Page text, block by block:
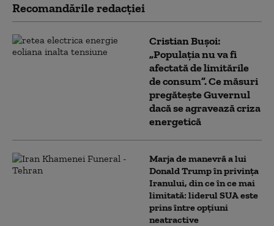
Recomandările redacţiei
Cristian Bușoi:
„Populația nu va fi
afectată de limitările
de consum”. Ce măsuri
pregătește Guvernul
dacă se agravează criza
energetică
Marja de manevră a lui
Donald Trump în privința
Iranului, din ce în ce mai
limitată: liderul SUA este
prins între opțiuni
neatractive